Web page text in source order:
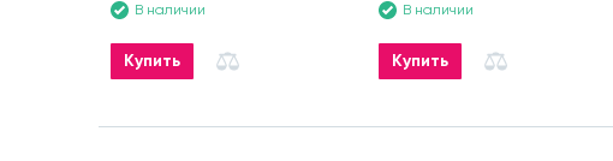
В наличии
Купить
В наличии
Купить